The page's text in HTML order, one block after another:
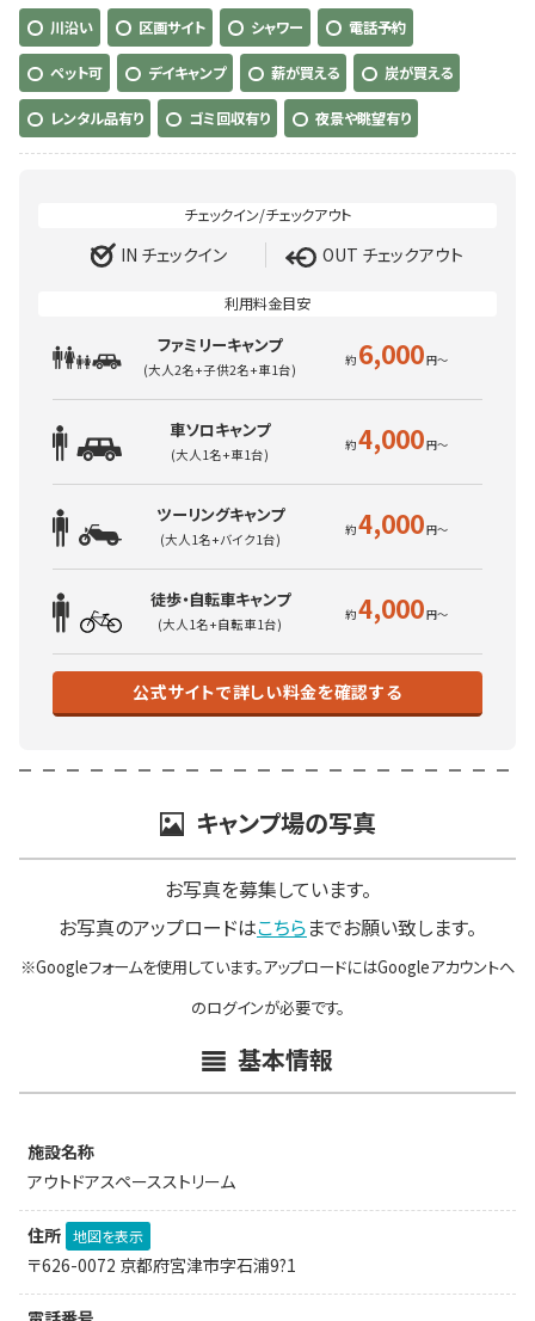
川沿い 区画サイト シャワー 電話予約
ペット可 デイキャンプ 薪が買える 炭が買える
レンタル品有り ゴミ回収有り 夜景や眺望有り
IN チェックイン OUT チェックアウト
ファミリーキャンプ
(大人2名+子供2名+車1台) 6,000
車ソロキャンプ
(大人1名+車1台) 4,000
ツーリングキャンプ
(大人1名+バイク1台) 4,000
徒歩・自転車キャンプ
(大人1名+自転車1台) 4,000
公式サイトで詳しい料金を確認する
キャンプ場の写真
お写真を募集しています。
お写真のアップロードはこちらまでお願い致します。
※Googleフォームを使用しています。アップロードにはGoogleアカウントへ
のログインが必要です。
基本情報
施設名称
アウトドアスペースストリーム
住所 地図を表示
〒626-0072 京都府宮津市字石浦9?1